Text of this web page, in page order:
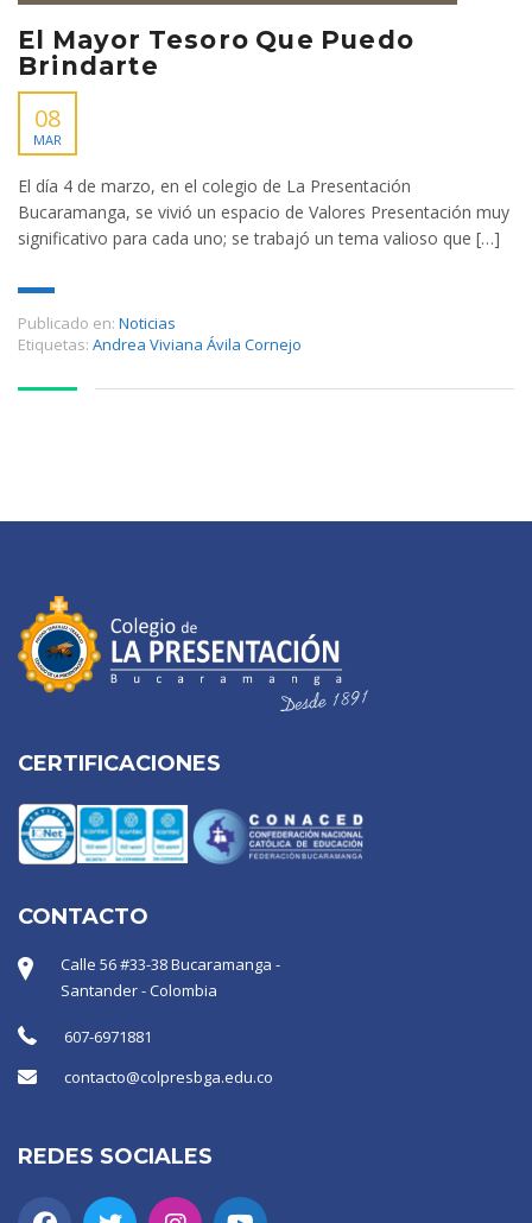
El Mayor Tesoro Que Puedo
Brindarte
08
MAR
El día 4 de marzo, en el colegio de La Presentación
Bucaramanga, se vivió un espacio de Valores Presentación muy
significativo para cada uno; se trabajó un tema valioso que […]
Publicado en: Noticias
Etiquetas: Andrea Viviana Ávila Cornejo
CERTIFICACIONES
CONTACTO
Calle 56 #33-38 Bucaramanga -
Santander - Colombia
607-6971881
contacto@colpresbga.edu.co
REDES SOCIALES